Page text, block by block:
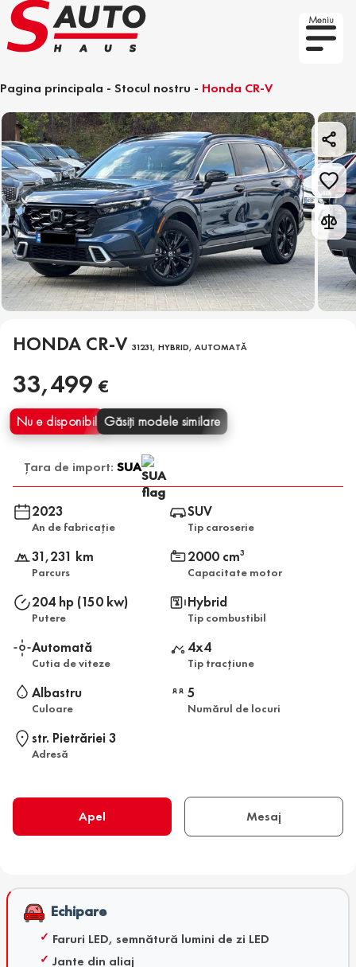
Meniu
Pagina principala - Stocul nostru - Honda CR-V
HONDA CR-V 31231, HYBRID, AUTOMATĂ
33,499 €
Nu e disponibil Găsiți modele similare
Țara de import: SUA
2023
An de fabricație
SUV
Tip caroserie
31,231 km
Parcurs
2000 cm3
Capacitate motor
204 hp (150 kw)
Putere
Hybrid
Tip combustibil
Automată
Cutia de viteze
4x4
Tip tracțiune
Albastru
Culoare
5
Numărul de locuri
str. Pietrăriei 3
Adresă
Apel Mesaj
Echipare
Faruri LED, semnătură lumini de zi LED
Jante din aliaj